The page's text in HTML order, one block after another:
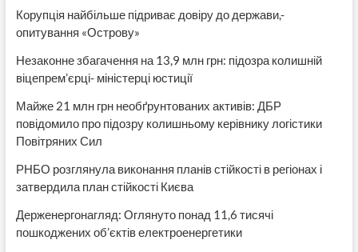
Корупція найбільше підриває довіру до держави,-
опитування «Острову»
Незаконне збагачення на 13,9 млн грн: підозра колишній
віцепрем’єрці- міністерці юстиції
Майже 21 млн грн необґрунтованих активів: ДБР
повідомило про підозру колишньому керівнику логістики
Повітряних Сил
РНБО розглянула виконання планів стійкості в регіонах і
затвердила план стійкості Києва
Держенергонагляд: Оглянуто понад 11,6 тисячі
пошкоджених об’єктів електроенергетики